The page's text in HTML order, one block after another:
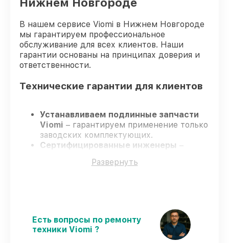
В нашем сервисе Viomi в Нижнем Новгороде
мы гарантируем профессиональное
обслуживание для всех клиентов. Наши
гарантии основаны на принципах доверия и
ответственности.
Технические гарантии для клиентов
Устанавливаем подлинные запчасти
Viomi – гарантируем применение только
заводских комплектующих.
Сертифицированные инженеры –
гарантирует качество выполняемых
Официальная гарантия
– все
ремонтные услуги и комплектующие
защищены официальной гарантией Viomi.
Развернуть
Есть вопросы по ремонту
техники Viomi ?